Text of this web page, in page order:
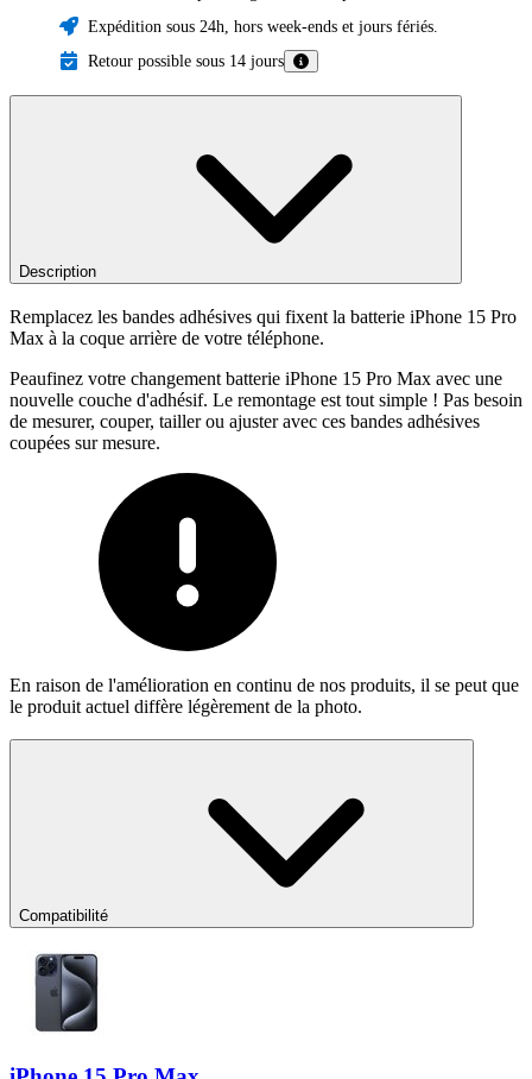
Expédition sous 24h, hors week-ends et jours fériés.
Retour possible sous 14 jours
Description
Remplacez les bandes adhésives qui fixent la batterie iPhone 15 Pro
Max à la coque arrière de votre téléphone.
Peaufinez votre changement batterie iPhone 15 Pro Max avec une
nouvelle couche d'adhésif. Le remontage est tout simple ! Pas besoin
de mesurer, couper, tailler ou ajuster avec ces bandes adhésives
coupées sur mesure.
En raison de l'amélioration en continu de nos produits, il se peut que
le produit actuel diffère légèrement de la photo.
Compatibilité